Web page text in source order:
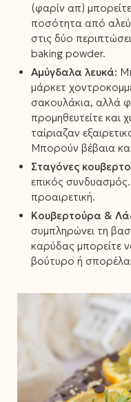
(φαρίν απ)
ποσότητα από
στις δύο
baking powder.
Αμύγδαλα λευκά:
μάρκετ
σακουλάκια, αλλά
προμηθευτείτε
ταίριαζαν
Μπορούν βέβαια
Σταγόνες
επικός
προαιρετική.
Κουβερτούρα &
συμπληρώνει τη
καρύδας μπορείτε
βούτυρο ή